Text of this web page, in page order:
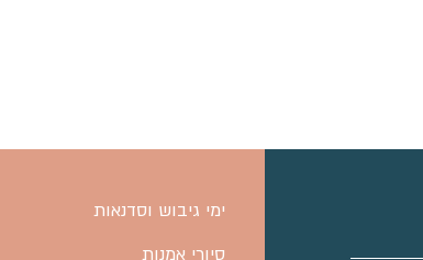
ימי גיבוש וסדנאות
סיורי אמנות